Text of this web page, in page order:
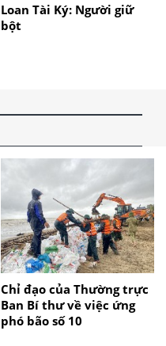
Loan Tài Ký: Người giữ
bột
Chỉ đạo của Thường trực
Ban Bí thư về việc ứng
phó bão số 10